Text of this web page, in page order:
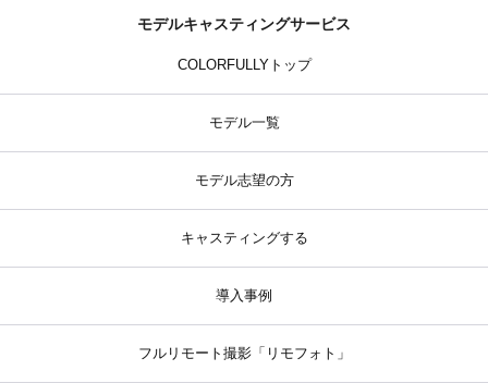
モデルキャスティングサービス
COLORFULLYトップ
モデル一覧
モデル志望の方
キャスティングする
導入事例
フルリモート撮影「リモフォト」